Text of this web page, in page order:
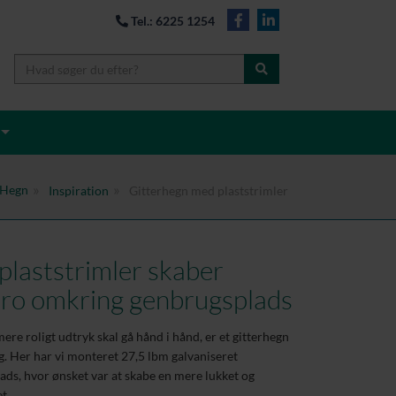
Tel.: 6225 1254
Inspiration
skaber
omkring genbrugsplads
roligt udtryk skal gå hånd i hånd, er et gitterhegn
Her har vi monteret 27,5 lbm galvaniseret
hvor ønsket var at skabe en mere lukket og